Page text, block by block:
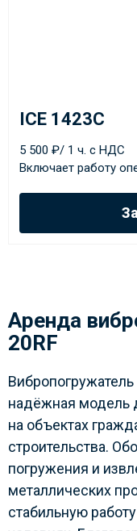
ICE 1423C
5 500 ₽/ 1 ч. с НДС
Включает работу
Аренда
20RF
Вибропогружатель
надёжная модель
на объектах
строительства.
погружения и
металлических
стабильную